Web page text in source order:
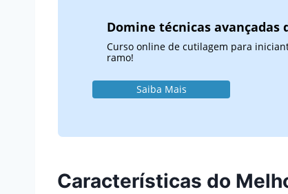
Domine técnicas avançadas
Curso online de cutilagem para
ramo!
Saiba Mais
Características do